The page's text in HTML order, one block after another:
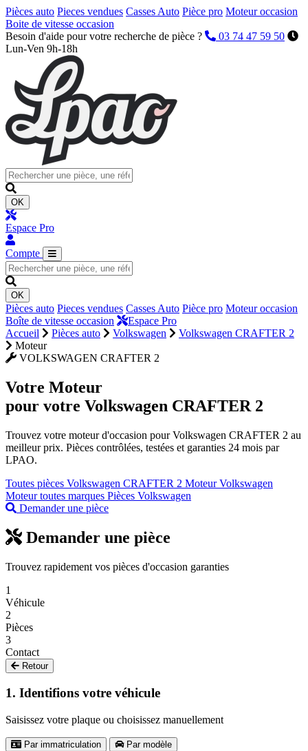
Pièces auto Pieces vendues Casses Auto Pièce pro Moteur occasion
Boite de vitesse occasion
Besoin d'aide pour votre recherche de pièce ?
03 74 47 59 50
Lun-Ven 9h-18h
OK
Espace Pro
Compte
OK
Pièces auto Pieces vendues Casses Auto Pièce pro Moteur occasion
Boîte de vitesse occasion
Espace Pro
Accueil
Pièces auto Volkswagen
Volkswagen CRAFTER 2
Moteur
VOLKSWAGEN CRAFTER 2
Votre Moteur
pour votre Volkswagen CRAFTER 2
Trouvez votre moteur d'occasion pour Volkswagen CRAFTER 2 au
meilleur prix. Pièces contrôlées, testées et garanties 24 mois par
LPAO.
Toutes pièces Volkswagen CRAFTER 2 Moteur Volkswagen
Moteur toutes marques Pièces Volkswagen
Demander une pièce
Demander une pièce
Trouvez rapidement vos pièces d'occasion garanties
1
Véhicule
2
Pièces
3
Contact
Retour
1. Identifions votre véhicule
Saisissez votre plaque ou choisissez manuellement
Par immatriculation Par modèle